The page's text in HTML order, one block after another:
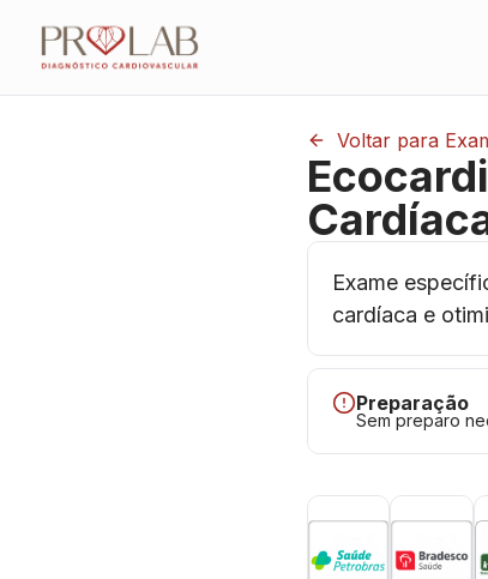
Voltar para
Exame
cardíaca e
Preparação
Sem preparo